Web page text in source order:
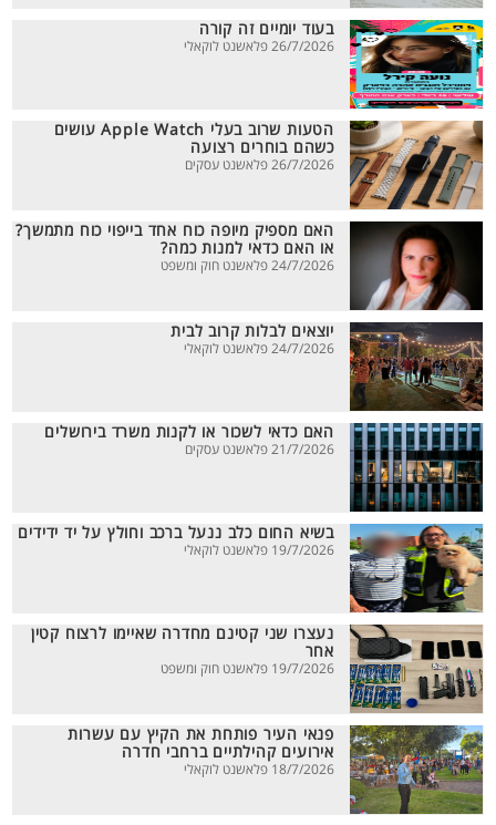
בעוד יומיים זה קורה
26/7/2026 פלאשנט לוקאלי
הטעות שרוב בעלי Apple Watch עושים
כשהם בוחרים רצועה
26/7/2026 פלאשנט עסקים
האם מספיק מיופה כוח אחד בייפוי כוח מתמשך?
או האם כדאי למנות כמה?
24/7/2026 פלאשנט חוק ומשפט
יוצאים לבלות קרוב לבית
24/7/2026 פלאשנט לוקאלי
האם כדאי לשכור או לקנות משרד בירושלים
21/7/2026 פלאשנט עסקים
בשיא החום כלב ננעל ברכב וחולץ על יד ידידים
19/7/2026 פלאשנט לוקאלי
נעצרו שני קטינם מחדרה שאיימו לרצוח קטין
אחר
19/7/2026 פלאשנט חוק ומשפט
פנאי העיר פותחת את הקיץ עם עשרות
אירועים קהילתיים ברחבי חדרה
18/7/2026 פלאשנט לוקאלי